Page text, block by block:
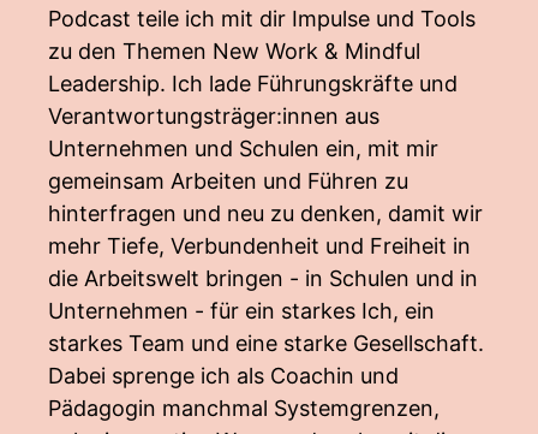
Podcast teile ich mit dir Impulse und Tools
zu den Themen New Work & Mindful
Leadership. Ich lade Führungskräfte und
Verantwortungsträger:innen aus
Unternehmen und Schulen ein, mit mir
gemeinsam Arbeiten und Führen zu
hinterfragen und neu zu denken, damit wir
mehr Tiefe, Verbundenheit und Freiheit in
die Arbeitswelt bringen - in Schulen und in
Unternehmen - für ein starkes Ich, ein
starkes Team und eine starke Gesellschaft.
Dabei sprenge ich als Coachin und
Pädagogin manchmal Systemgrenzen,